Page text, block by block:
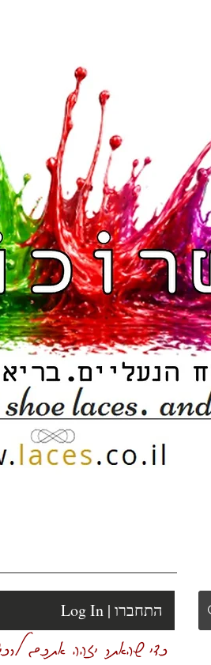
Log In | התחברו
כדי שהאתר יזהה אתכם